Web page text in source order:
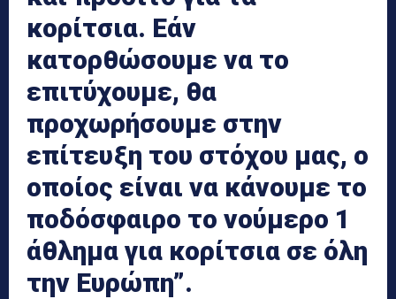
κορίτσια. Εάν
κατορθώσουμε να το
επιτύχουμε, θα
προχωρήσουμε στην
επίτευξη του στόχου μας, ο
οποίος είναι να κάνουμε το
ποδόσφαιρο το νούμερο 1
άθλημα για κορίτσια σε όλη
την Ευρώπη”.